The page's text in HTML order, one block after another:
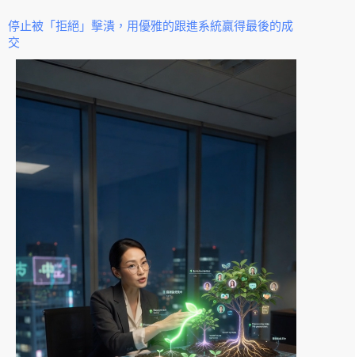
停止被「拒絕」擊潰，用優雅的跟進系統贏得最後的成
交